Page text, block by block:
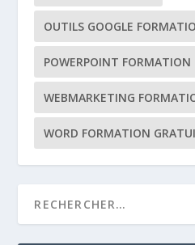
OUTILS GOOGLE
POWERPOINT FORMATION
WEBMARKETING
WORD FORMATION